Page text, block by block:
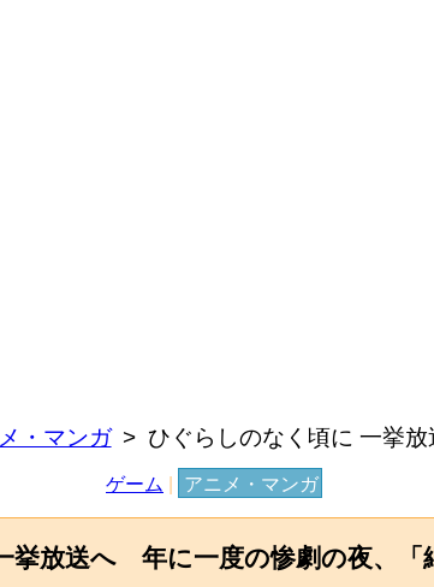
・マンガ ひぐらしのなく頃に 一挙放
ゲーム アニメ・マンガ
挙放送へ 年に一度の惨劇の夜、